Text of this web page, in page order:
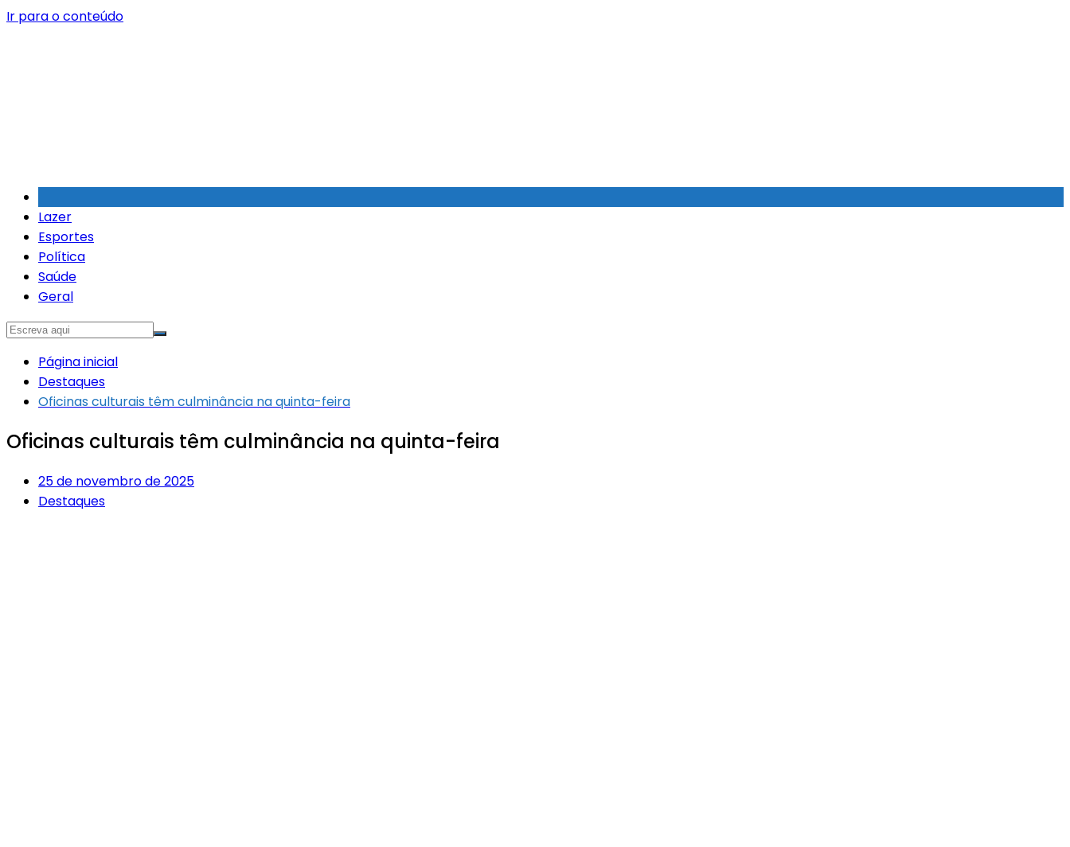
Ir para o conteúdo
Lazer
Esportes
Política
Saúde
Geral
Página inicial
Destaques
Oficinas culturais têm culminância na quinta-feira
Oficinas culturais têm culminância na quinta-feira
25 de novembro de 2025
Destaques